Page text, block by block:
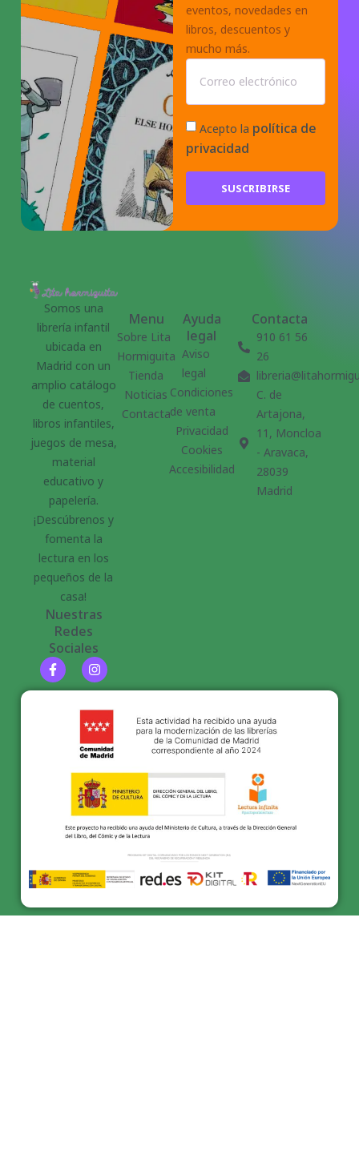
eventos, novedades en
libros, descuentos y
mucho más.
Acepto la política de
privacidad
SUSCRIBIRSE
Somos una
librería infantil
ubicada en
Madrid con un
amplio catálogo
de cuentos,
libros infantiles,
juegos de mesa,
material
educativo y
papelería.
¡Descúbrenos y
fomenta la
lectura en los
pequeños de la
casa!
Nuestras
Redes
Sociales
Menu
Sobre Lita
Hormiguita
Tienda
Noticias
Contacta
Ayuda
legal
Aviso
legal
Condiciones
de venta
Privacidad
Cookies
Accesibilidad
Contacta
910 61 56
26
C. de
Artajona,
11, Moncloa
- Aravaca,
28039
Madrid